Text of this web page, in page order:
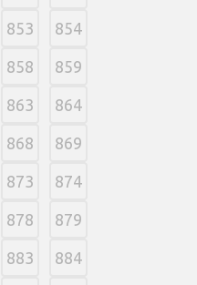
853 854
858 859
863 864
868 869
873 874
878 879
883 884